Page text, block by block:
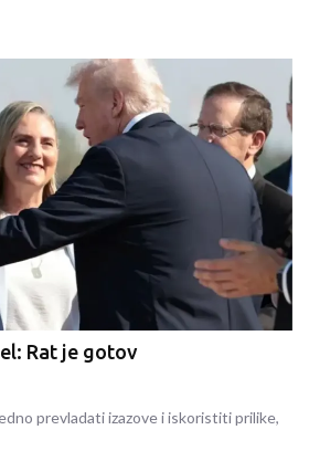
Rat je gotov
prevladati izazove i iskoristiti prilike,